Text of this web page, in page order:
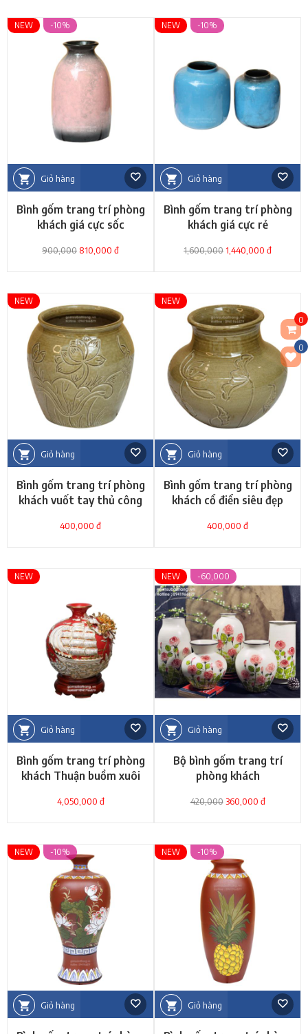
0
0
Giỏ hàng
NEW -10%
Bình gốm trang trí phòng
khách giá cực sốc
900,000 810,000 đ
Giỏ hàng
NEW -10%
Bình gốm trang trí phòng
khách giá cực rẻ
1,600,000 1,440,000 đ
Giỏ hàng
NEW
Bình gốm trang trí phòng
khách vuốt tay thủ công
400,000 đ
Giỏ hàng
NEW
Bình gốm trang trí phòng
khách cổ điển siêu đẹp
400,000 đ
Giỏ hàng
NEW
Bình gốm trang trí phòng
khách Thuận buồm xuôi
4,050,000 đ
Giỏ hàng
NEW -60,000
Bộ bình gốm trang trí
phòng khách
420,000360,000 đ
Giỏ hàng
NEW -10%
Giỏ hàng
NEW -10%